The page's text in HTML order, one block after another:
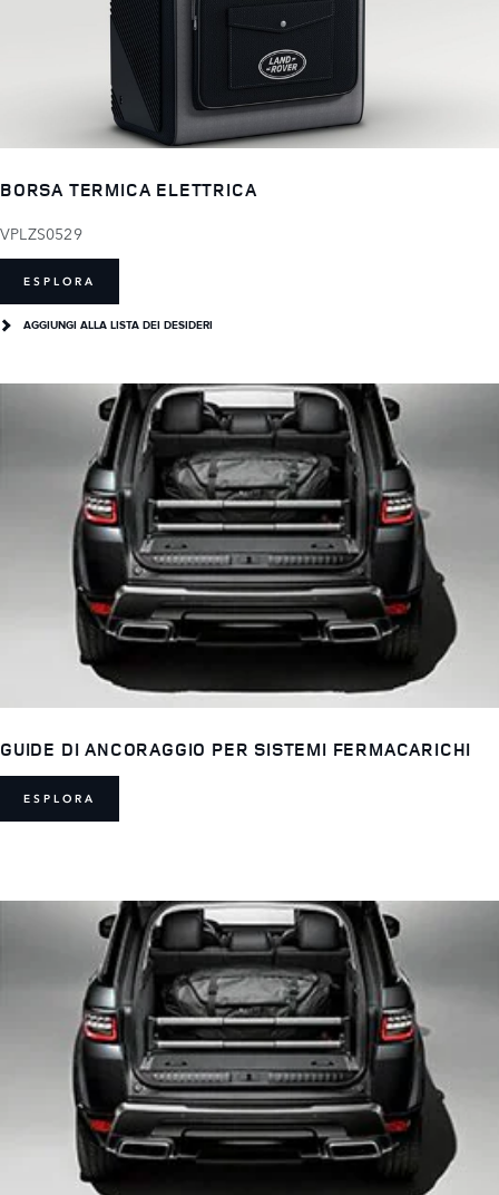
BORSA TERMICA ELETTRICA
VPLZS0529
ESPLORA
AGGIUNGI ALLA LISTA DEI DESIDERI
GUIDE DI ANCORAGGIO PER SISTEMI FERMACARICHI
ESPLORA